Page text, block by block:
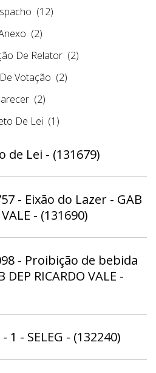
(12)
(2)
De Relator (2)
Votação (2)
(2)
De Lei (1)
de Lei - (131679)
- Eixão do Lazer - GAB
- (131690)
- Proibição de bebida
RICARDO VALE -
1 - SELEG - (132240)